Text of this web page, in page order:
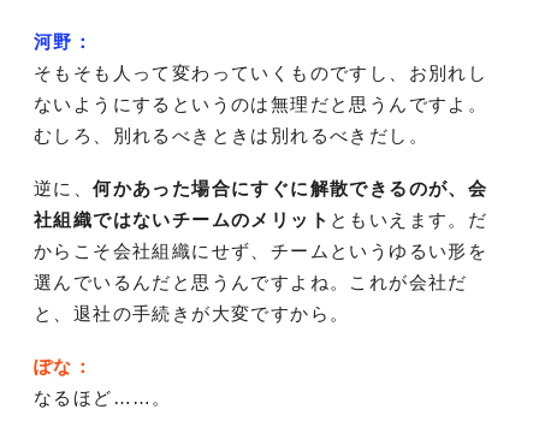
河野：
そもそも人って変わっていくものですし、お別れし
ないようにするというのは無理だと思うんですよ。
むしろ、別れるべきときは別れるべきだし。
逆に、何かあった場合にすぐに解散できるのが、会
社組織ではないチームのメリット ともいえます。だ
からこそ会社組織にせず、チームというゆるい形を
選んでいるんだと思うんですよね。これが会社だ
と、退社の手続きが大変ですから。
ぽな：
なるほど……。